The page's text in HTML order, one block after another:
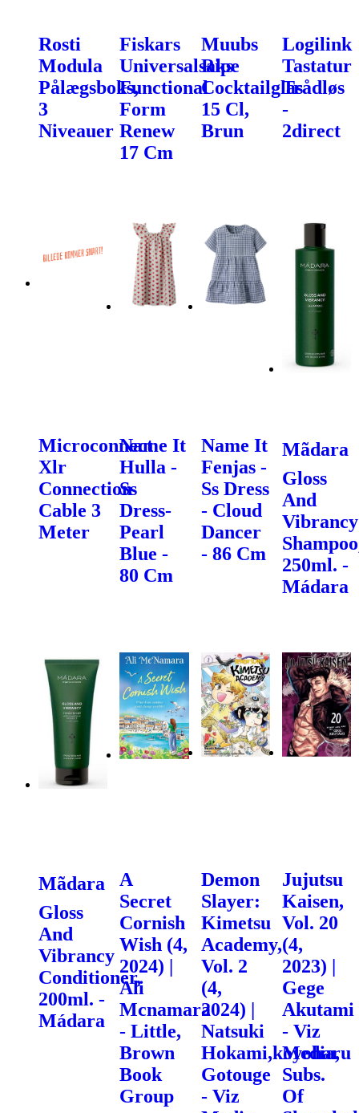
Rosti
Modula
Pålægsboks,
3
Niveauer
Fiskars
Universalsaks
Functional
Form
Renew
17 Cm
Muubs
Ripe
Cocktailglas
15 Cl,
Brun
Logilink
Tastatur
Trådløs
-
2direct
Microconnect
Xlr
Connection
Cable 3
Meter
Name It
Hulla -
Ss
Dress-
Pearl
Blue -
80 Cm
Name It
Fenjas -
Ss Dress
- Cloud
Dancer
- 86 Cm
Mãdara
Gloss
And
Vibrancy
250ml. -
Mádara
Mãdara
Gloss
And
Vibrancy
Conditioner,
200ml. -
Mádara
A
Secret
Cornish
Wish (4,
2024) |
Ali
Mcnamara
- Little,
Brown
Book
Group
Demon
Slayer:
Kimetsu
Academy,
Vol. 2
(4,
2024) |
Natsuki
Hokami,koyoharu
Gotouge
- Viz
Jujutsu
Kaisen,
Vol. 20
(4,
2023) |
Gege
Akutami
- Viz
Media,
Subs.
Of